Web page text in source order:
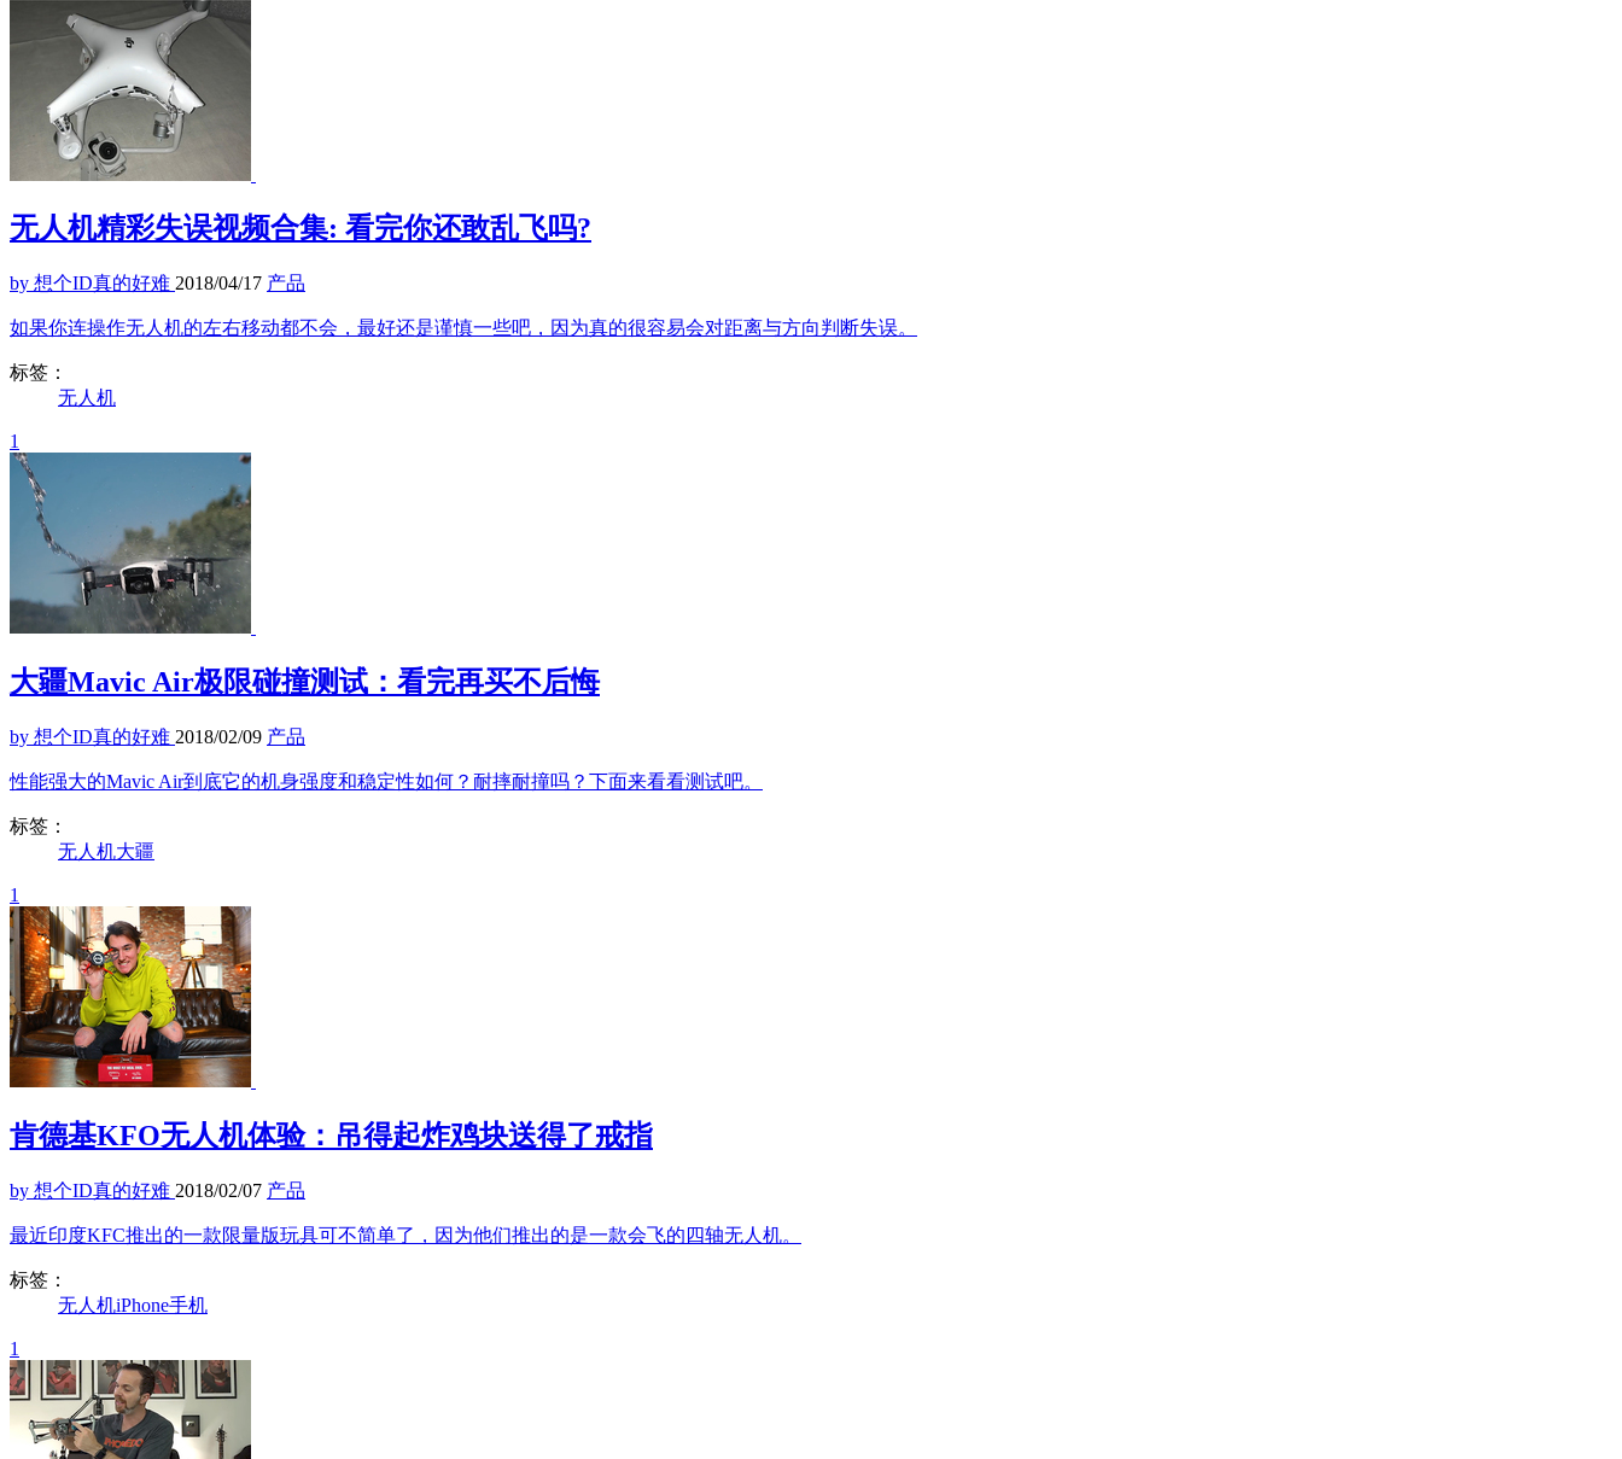
无人机精彩失误视频合集: 看完你还敢乱飞吗?
by 想个ID真的好难 2018/04/17 产品
如果你连操作无人机的左右移动都不会，最好还是谨慎一些吧，因为真的很容易会对距离与方向判断失误。
标签：
无人机
1
大疆Mavic Air极限碰撞测试：看完再买不后悔
by 想个ID真的好难 2018/02/09 产品
性能强大的Mavic Air到底它的机身强度和稳定性如何？耐摔耐撞吗？下面来看看测试吧。
标签：
无人机大疆
1
肯德基KFO无人机体验：吊得起炸鸡块送得了戒指
by 想个ID真的好难 2018/02/07 产品
最近印度KFC推出的一款限量版玩具可不简单了，因为他们推出的是一款会飞的四轴无人机。
标签：
无人机iPhone手机
1